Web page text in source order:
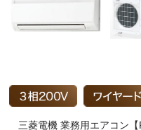
三菱電機 業務用エアコン